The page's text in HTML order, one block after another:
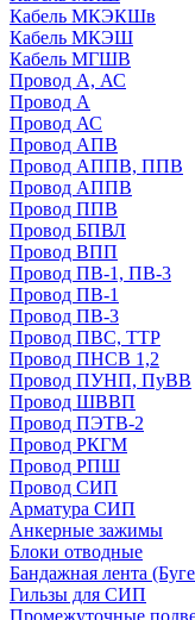
Кабель МКЭКШв
Кабель МКЭШ
Кабель МГШВ
Провод А, АС
Провод А
Провод АС
Провод АПВ
Провод АППВ, ППВ
Провод АППВ
Провод ППВ
Провод БПВЛ
Провод ВПП
Провод ПВ-1, ПВ-3
Провод ПВ-1
Провод ПВ-3
Провод ПВС, ТТР
Провод ПНСВ 1,2
Провод ПУНП, ПуВВ
Провод ШВВП
Провод ПЭТВ-2
Провод РКГМ
Провод РПШ
Провод СИП
Арматура СИП
Анкерные зажимы
Блоки отводные
Бандажная лента
Гильзы для СИП
Промежуточные